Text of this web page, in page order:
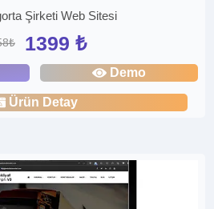
Şirketi Web Sitesi
1399 ₺
Demo
Ürün Detay